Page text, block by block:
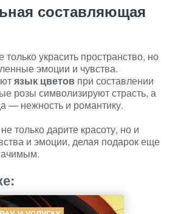
составляющая
украсить пространство, но
эмоции и чувства.
язык цветов при составлении
розы символизируют страсть, а
— нежность и романтику.
только дарите красоту, но и
и эмоции, делая подарок еще